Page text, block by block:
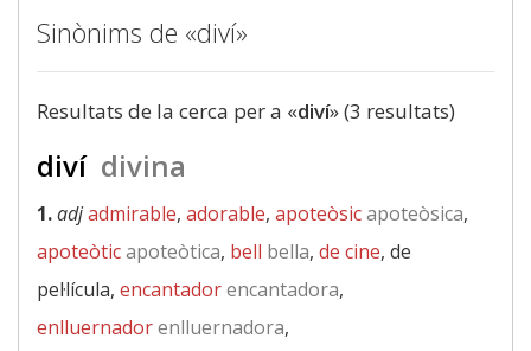
Sinònims de «diví»
Resultats de la cerca per a «diví» (3 resultats)
diví divina
1.adjadmirable, adorable, apoteòsicapoteòsica,
apoteòticapoteòtica, bell bella, de cine, de
pel·lícula, encantadorencantadora,
enlluernadorenlluernadora,